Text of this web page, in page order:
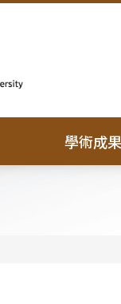
學術成果